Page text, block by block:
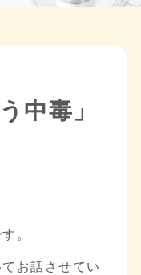
中毒」
。
お話させてい